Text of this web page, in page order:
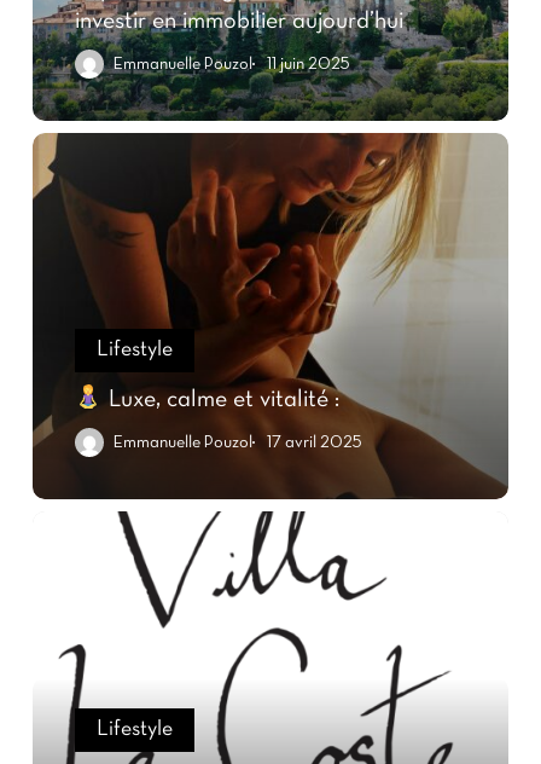
investir en immobilier aujourd’hui
Emmanuelle Pouzol 11 juin 2025
Lifestyle
Luxe, calme et vitalité :
Emmanuelle Pouzol 17 avril 2025
Lifestyle